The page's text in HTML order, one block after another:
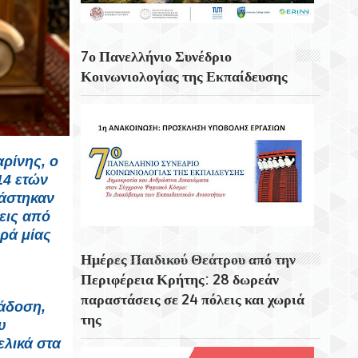
ο
ετών
από
μίας
στα
Για 5η Συνεχόμενη Χρονιά
Αναγνωστάκης»
Μάγεψε Η Μουσικοχορευτική Παράσταση
– Echoes Of Hope»
7ο Πανελλήνιο Συνέδριο
Κοινωνιολογίας της Εκπαίδευσης
Ημέρες Παιδικού Θεάτρου από την
Περιφέρεια Κρήτης: 28 δωρεάν
παραστάσεις σε 24 πόλεις και χωριά
της